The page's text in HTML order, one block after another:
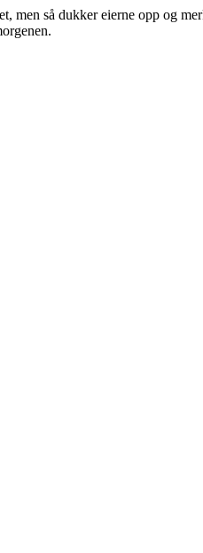
men så dukker eierne opp og